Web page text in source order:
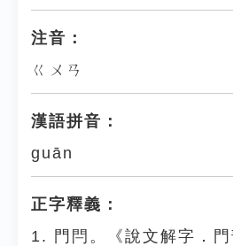
注音：
ㄍㄨㄢ
漢語拼音：
guān
正字釋義：
1. 門閂。《說文解字．